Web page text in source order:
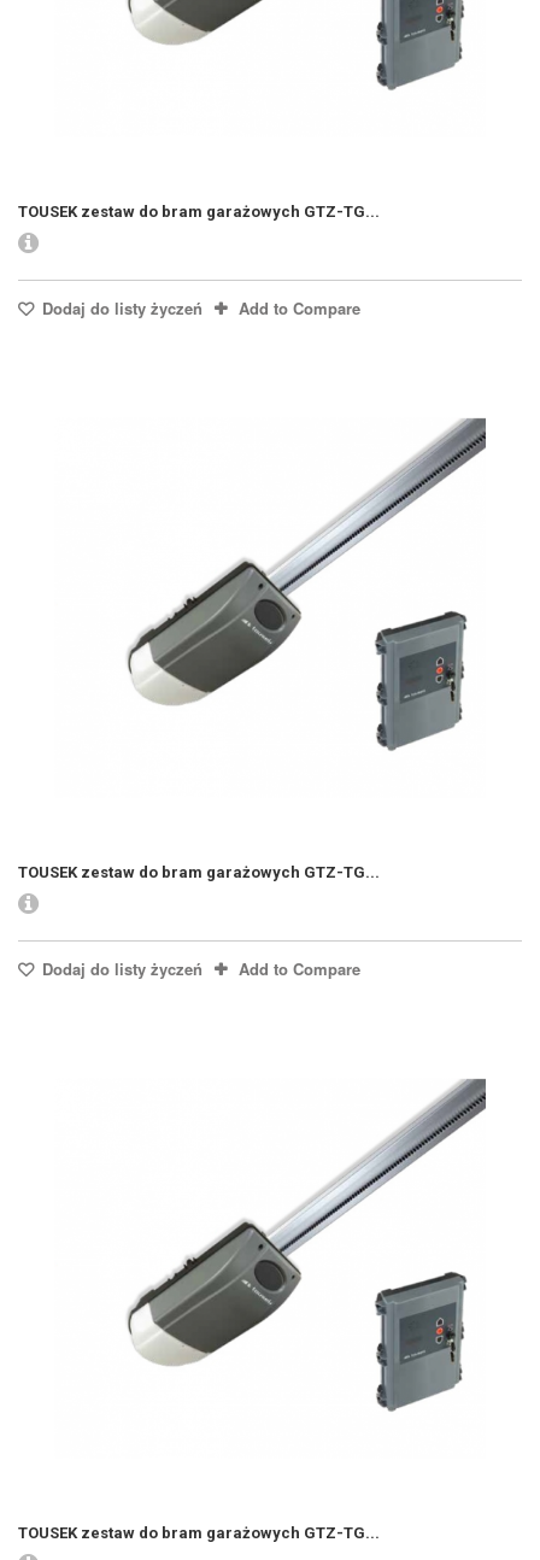
TOUSEK zestaw do bram garażowych GTZ-TG...
Dodaj do listy życzeń Add to Compare
TOUSEK zestaw do bram garażowych GTZ-TG...
Dodaj do listy życzeń Add to Compare
TOUSEK zestaw do bram garażowych GTZ-TG...